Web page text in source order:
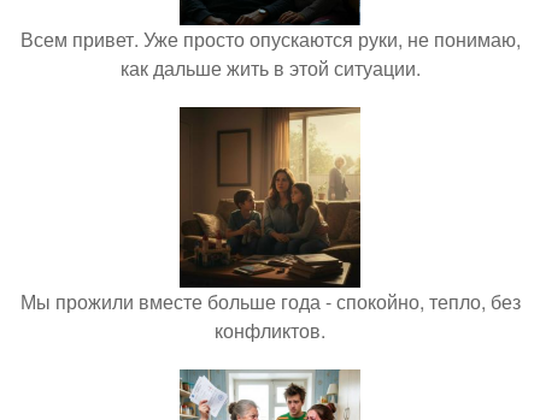
Всем привет. Уже просто опускаются руки, не понимаю,
как дальше жить в этой ситуации.
Мы прожили вместе больше года - спокойно, тепло, без
конфликтов.